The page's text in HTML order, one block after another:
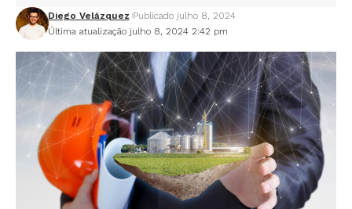
Última atualização julho 8, 2024 2:42 pm
Diego Velázquez Publicado julho 8, 2024